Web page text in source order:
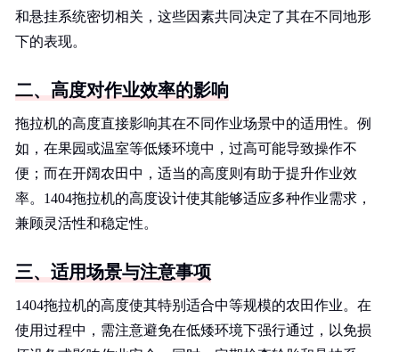
和悬挂系统密切相关，这些因素共同决定了其在不同地形
下的表现。
二、高度对作业效率的影响
拖拉机的高度直接影响其在不同作业场景中的适用性。例
如，在果园或温室等低矮环境中，过高可能导致操作不
便；而在开阔农田中，适当的高度则有助于提升作业效
率。1404拖拉机的高度设计使其能够适应多种作业需求，
兼顾灵活性和稳定性。
三、适用场景与注意事项
1404拖拉机的高度使其特别适合中等规模的农田作业。在
使用过程中，需注意避免在低矮环境下强行通过，以免损